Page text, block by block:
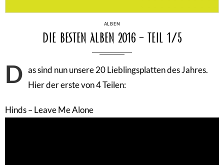
CATEGORIES
ALBEN
Die besten Alben 2016 – Teil 1/5
D as sind nun unsere 20 Lieblingsplatten des Jahres.
Hier der erste von 4 Teilen:
Hinds – Leave Me Alone